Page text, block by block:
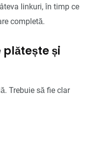
linkuri, în timp ce
completă.
și
Trebuie să fie clar